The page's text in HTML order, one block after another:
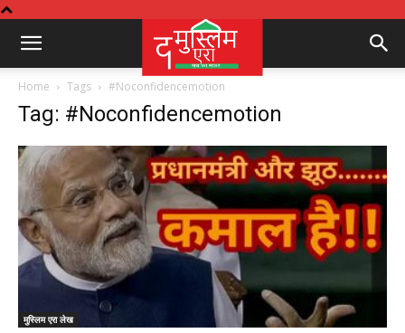
Home Tags #Noconfidencemotion
Tag: #Noconfidencemotion
मुस्लिम एरा लेख